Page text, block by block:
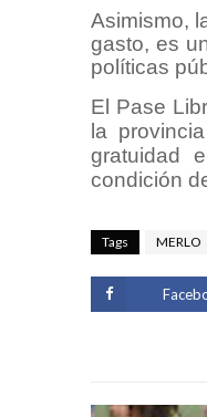
Asimismo,
gasto, es
políticas
El Pase
la
gratuidad
condición
Tags MERLO